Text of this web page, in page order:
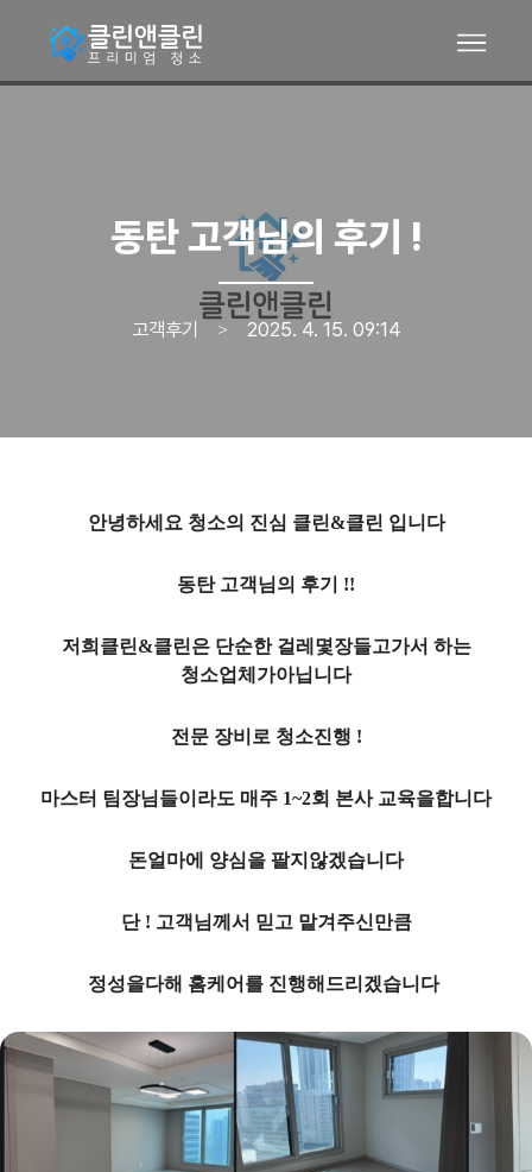
동탄 고객님의 후기 !
고객후기 > 2025. 4. 15. 09:14
안녕하세요 청소의 진심 클린&클린 입니다
동탄 고객님의 후기 !!
저희클린&클린은 단순한 걸레몇장들고가서 하는
청소업체가아닙니다
전문 장비로 청소진행 !
마스터 팀장님들이라도 매주 1~2회 본사 교육을합니다
돈얼마에 양심을 팔지않겠습니다
단 ! 고객님께서 믿고 맡겨주신만큼
정성을다해 홈케어를 진행해드리겠습니다